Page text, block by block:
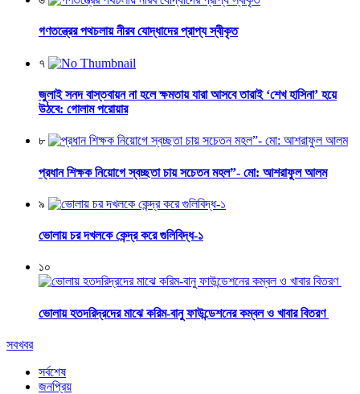
গণতন্ত্রের পথচলায় নীরব যোদ্ধাদের প্রাপ্য স্বীকৃত
৭
জুলাই সনদ বাস্তবায়ন না হলে ক্ষমতায় যারা আসবে তারাই ‘শেখ হাসিনা’ হয়ে
উঠবে: গোলাম পরোয়ার
৮
প্রধান শিক্ষক নিয়োগে স্বচ্ছতা চায় সচেতন মহল”- মো: আশরাফুল আলম
৯
ভোলায় চর দখলকে কেন্দ্র করে গুলিবিদ্ধ-১
১০
ভোলায় হতদরিদ্রদের মাঝে করিম-বানু ফাউন্ডেশনের কম্বল ও খাবার বিতরণ
সবখবর
সর্বশেষ
জনপ্রিয়